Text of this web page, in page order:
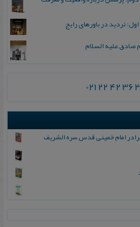
تردید در باورهای رایج
علیه السلام
021 22 42 36
امام‌ خمینی‌ قدس‌ سره‌ الشریف‌